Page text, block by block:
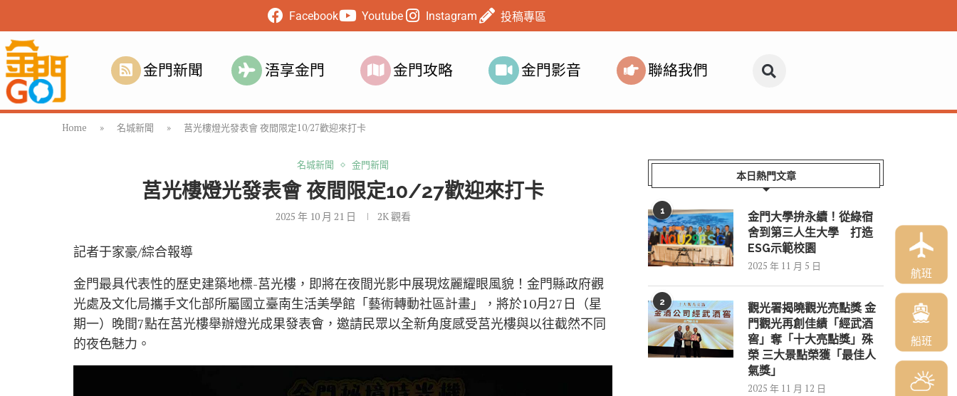
Facebook Youtube Instagram 投稿專區
金門新聞 浯享金門 金門攻略 金門影音 聯絡我們
Home » 名城新聞 » 莒光樓燈光發表會 夜間限定10/27歡迎來打卡
名城新聞 金門新聞
莒光樓燈光發表會 夜間限定10/27歡迎來打卡
2025 年 10 月 21 日 2K觀看
記者于家豪/綜合報導
金門最具代表性的歷史建築地標-莒光樓，即將在夜間光影中展現炫麗耀眼風貌！金門縣政府觀
光處及文化局攜手文化部所屬國立臺南生活美學館「藝術轉動社區計畫」，將於10月27日（星
期一）晚間7點在莒光樓舉辦燈光成果發表會，邀請民眾以全新角度感受莒光樓與以往截然不同
的夜色魅力。
本日熱門文章
1
金門大學拚永續！從綠宿
舍到第三人生大學 打造
ESG示範校園
2025 年 11 月 5 日
2
觀光署揭曉觀光亮點獎 金
門觀光再創佳績「經武酒
窖」奪「十大亮點獎」殊
榮 三大景點榮獲「最佳人
氣獎」
2025 年 11 月 12 日
航班
船班